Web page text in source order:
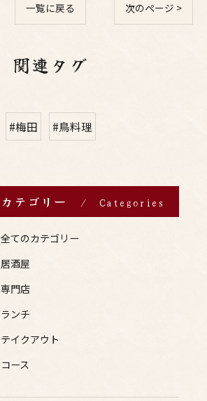
一覧に戻る 次のページ >
関連タグ
#梅田 #鳥料理
カテゴリー Categories
全てのカテゴリー
居酒屋
専門店
ランチ
テイクアウト
コース